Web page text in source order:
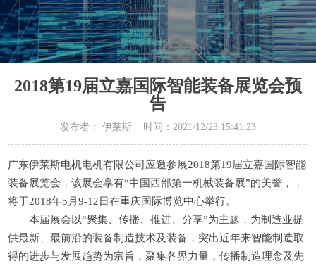
2018第19届立嘉国际智能装备展览会预
告
发布者： 伊莱斯 时间：2021/12/23 15:41:23
广东伊莱斯电机电机有限公司应邀参展2018第19届立嘉国际智能
装备展览会，该展会享有“中国西部第一机械装备展”的美誉，，
将于2018年5月9-12日在重庆国际博览中心举行。
本届展会以“聚集、传播、推进、分享”为主题，为制造业提
供最新、最前沿的装备制造技术及装备，突出近年来智能制造取
得的进步与发展趋势为宗旨，聚集各界力量，传播制造理念及先